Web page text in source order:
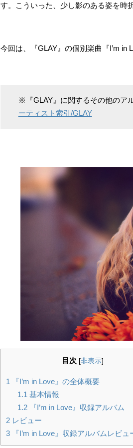
す。こういった、少し影のある姿を時
今回は、『GLAY』の個別楽曲『I’m in
※『GLAY』に関するその他のア
ーティスト索引/GLAY
目次 [非表示]
1
『I’m in Love』の全体概要
1.1 基本情報
1.2『I’m in Love』収録アルバム
2 レビュー
3 『I’m in Love』収録アルバムレビュ